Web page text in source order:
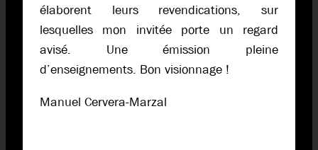
élaborent leurs revendications, sur
lesquelles mon invitée porte un regard
avisé. Une émission pleine
d’enseignements. Bon visionnage !
Manuel Cervera-Marzal